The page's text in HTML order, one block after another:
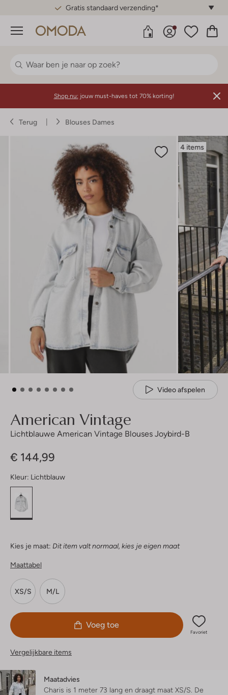
Gratis standaard verzending*
Menu
Shop nu: jouw must-haves tot 70% korting!
Terug Blouses Dames
4 items
Video afspelen
American Vintage
Lichtblauwe American Vintage Blouses Joybird-B
€ 144,99
Kleur: Lichtblauw
Kies je maat: Dit item valt normaal, kies je eigen maat
Maattabel
XS/S M/L
Voeg toe
Favoriet
Vergelijkbare items
Maatadvies
Charis is 1 meter 73 lang en draagt maat XS/S. De